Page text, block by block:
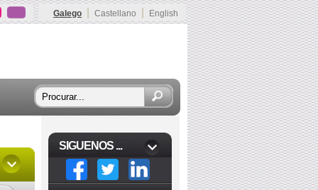
Galego Castellano English
SIGUENOS ...